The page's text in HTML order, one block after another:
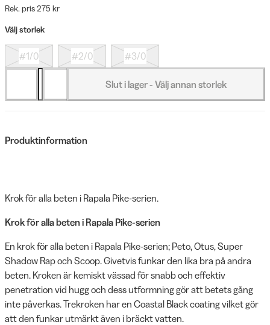
Rek. pris 275 kr
Välj storlek
#1/0 #2/0 #3/0
Slut i lager - Välj annan storlek
Produktinformation
Krok för alla beten i Rapala Pike-serien.
Krok för alla beten i Rapala Pike-serien
En krok för alla beten i Rapala Pike-serien; Peto, Otus, Super
Shadow Rap och Scoop. Givetvis funkar den lika bra på andra
beten. Kroken är kemiskt vässad för snabb och effektiv
penetration vid hugg och dess utformning gör att betets gång
inte påverkas. Trekroken har en Coastal Black coating vilket gör
att den funkar utmärkt även i bräckt vatten.